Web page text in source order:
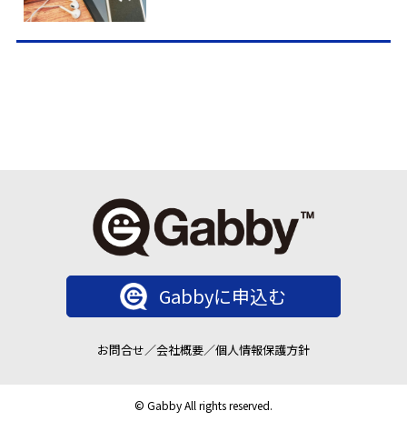
Gabbyに申込む
お問合せ／会社概要／個人情報保護方針
© Gabby All rights reserved.